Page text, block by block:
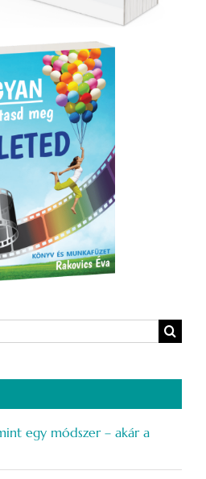
egy módszer – akár a